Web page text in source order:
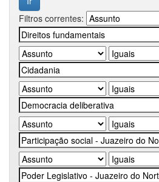
Filtros correntes: